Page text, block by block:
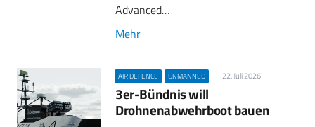
Advanced…
Mehr
AIR DEFENCE UNMANNED 22. Juli 2026
3er-Bündnis will
Drohnenabwehrboot bauen